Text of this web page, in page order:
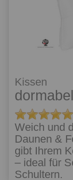
Kissen
Weich und
Daunen &
gibt Ihrem
– ideal für
Schultern.